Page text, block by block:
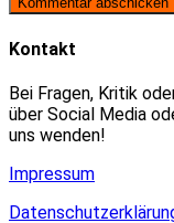
zum
Kommentieren
ein
Adresse
zum
ein
ein
Kontakt
Bei Fragen, Kritik
über Social Media
uns wenden!
Impressum